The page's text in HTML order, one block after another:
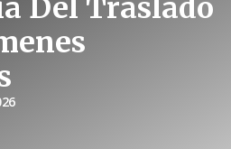
Del Traslado